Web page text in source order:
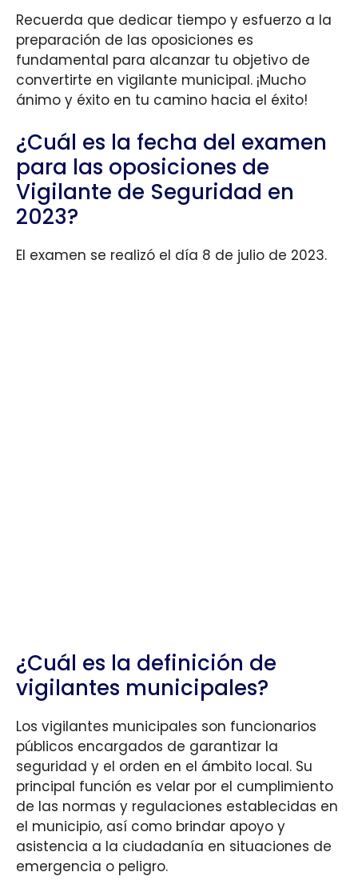
Recuerda que dedicar tiempo y esfuerzo a la
preparación de las oposiciones es
fundamental para alcanzar tu objetivo de
convertirte en vigilante municipal. ¡Mucho
ánimo y éxito en tu camino hacia el éxito!
¿Cuál es la fecha del examen
para las oposiciones de
Vigilante de Seguridad en
2023?
El examen se realizó el día 8 de julio de 2023.
¿Cuál es la definición de
vigilantes municipales?
Los vigilantes municipales son funcionarios
públicos encargados de garantizar la
seguridad y el orden en el ámbito local. Su
principal función es velar por el cumplimiento
de las normas y regulaciones establecidas en
el municipio, así como brindar apoyo y
asistencia a la ciudadanía en situaciones de
emergencia o peligro.